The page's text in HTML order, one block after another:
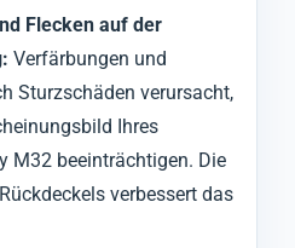
Flecken auf der
Verfärbungen und
Sturzschäden verursacht,
Ihres
M32 beeinträchtigen. Die
verbessert das